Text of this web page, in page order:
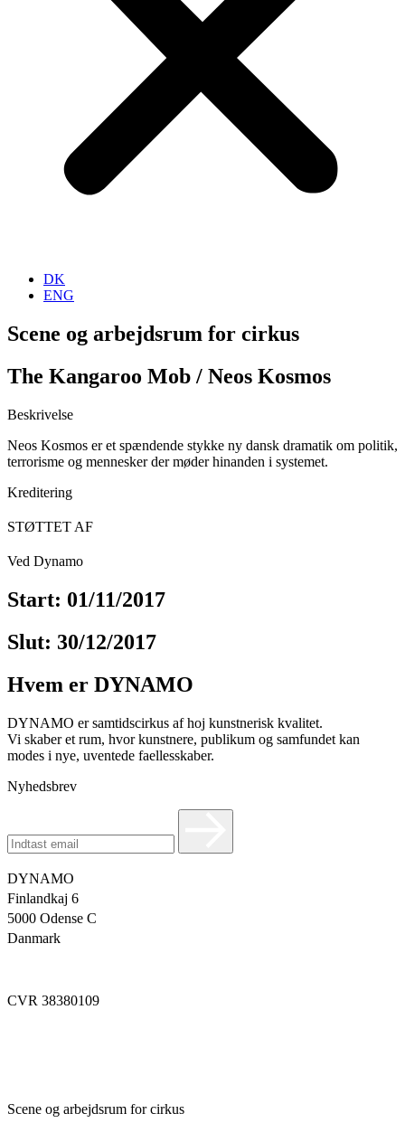
DK
ENG
Scene og arbejdsrum for cirkus
The Kangaroo Mob / Neos Kosmos
Beskrivelse
Neos Kosmos er et spændende stykke ny dansk dramatik om politik,
terrorisme og mennesker der møder hinanden i systemet.
Kreditering
STØTTET AF
Ved Dynamo
Start: 01/11/2017
Slut: 30/12/2017
Hvem er DYNAMO
DYNAMO er samtidscirkus af hoj kunstnerisk kvalitet.
Vi skaber et rum, hvor kunstnere, publikum og samfundet kan
modes i nye, uventede faellesskaber.
Nyhedsbrev
DYNAMO
Finlandkaj 6
5000 Odense C
Danmark
CVR 38380109
Scene og arbejdsrum for cirkus